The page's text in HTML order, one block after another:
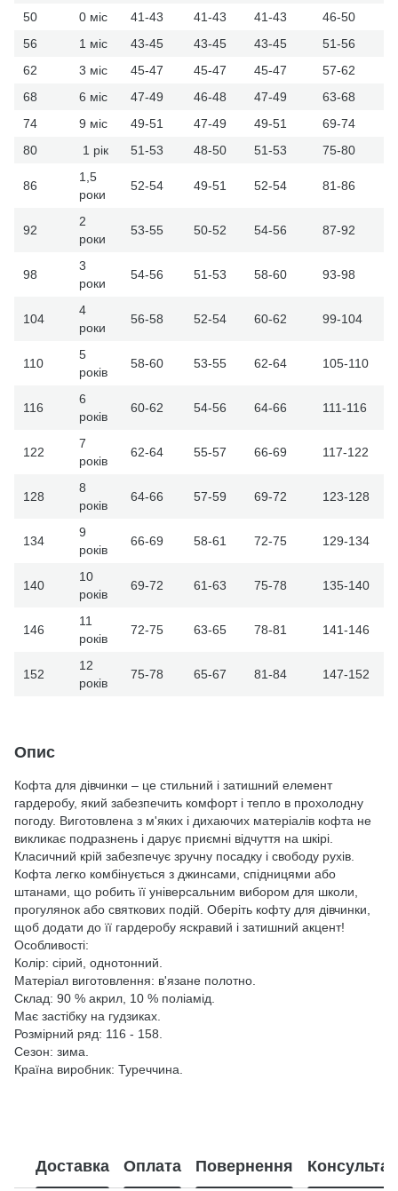
50 0 міс 41-43 41-43 41-43
46-50
56
1 міс 43-45 43-45 43-45
51-56
62
3 міс 45-47 45-47 45-47
57-62
68
6 міс 47-49 46-48 47-49
63-68
74
9 міс 49-51 47-49 49-51
69-74
80
1 рік 51-53 48-50 51-53 75-80
86
1,5
роки
52-54 49-51 52-54 81-86
92
2
роки
53-55 50-52 54-56 87-92
98
3
роки
54-56 51-53 58-60 93-98
104
4
роки
56-58 52-54 60-62 99-104
110
5
років
58-60 53-55 62-64 105-110
116
6
років
60-62 54-56 64-66 111-116
122
7
років
62-64 55-57 66-69 117-122
128
8
років
64-66 57-59 69-72 123-128
134
9
років
66-69 58-61 72-75 129-134
140
10
років
69-72 61-63 75-78 135-140
146
11
років
72-75 63-65 78-81 141-146
152
12
років
75-78 65-67 81-84 147-152
Опис
Кофта для дівчинки – це стильний і затишний елемент
гардеробу, який забезпечить комфорт і тепло в прохолодну
погоду. Виготовлена з м'яких і дихаючих матеріалів кофта не
викликає подразнень і дарує приємні відчуття на шкірі.
Класичний крій забезпечує зручну посадку і свободу рухів.
Кофта легко комбінується з джинсами, спідницями або
штанами, що робить її універсальним вибором для школи,
прогулянок або святкових подій. Оберіть кофту для дівчинки,
щоб додати до її гардеробу яскравий і затишний акцент!
Особливості:
Колір: сірий, однотонний.
Матеріал виготовлення: в'язане полотно.
Склад: 90 % акрил, 10 % поліамід.
Має застібку на гудзиках.
Розмірний ряд: 116 - 158.
Сезон: зима.
Країна виробник: Туреччина.
Доставка Оплата Повернення